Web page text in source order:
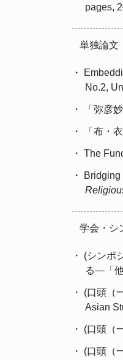
pages,
単独論文
・
No.2,
・ 「弥彦
・ 「布・
・ The
・
学会・シ
・ (シンポ
る―「
・ (口頭
Asian
・ (口頭（
・ (口頭（